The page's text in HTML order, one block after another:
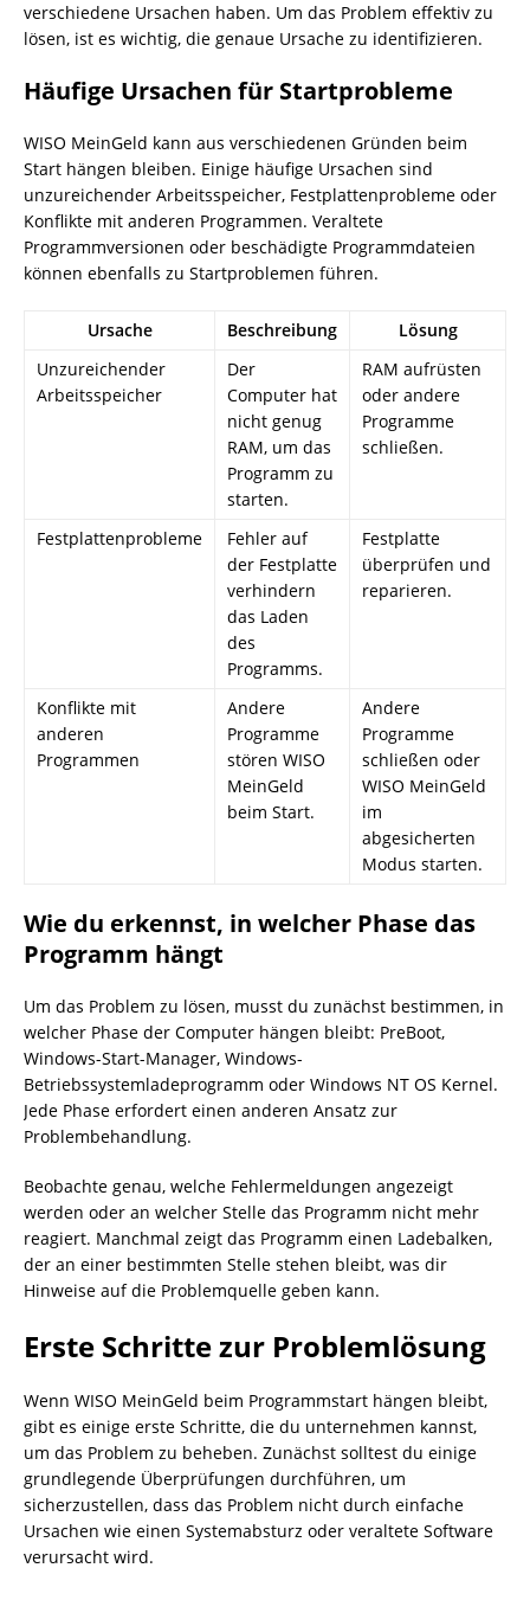
verschiedene Ursachen haben. Um das Problem effektiv zu
lösen, ist es wichtig, die genaue Ursache zu identifizieren.
Häufige Ursachen für Startprobleme
WISO MeinGeld kann aus verschiedenen Gründen beim
Start hängen bleiben. Einige häufige Ursachen sind
unzureichender Arbeitsspeicher, Festplattenprobleme oder
Konflikte mit anderen Programmen. Veraltete
Programmversionen oder beschädigte Programmdateien
können ebenfalls zu Startproblemen führen.
Ursache Beschreibung
Lösung
Unzureichender
Arbeitsspeicher
Der
Computer hat
nicht genug
RAM, um das
Programm zu
starten.
RAM aufrüsten
oder andere
Programme
schließen.
Festplattenprobleme
Fehler auf
der Festplatte
verhindern
das Laden
des
Programms.
Festplatte
überprüfen und
reparieren.
Konflikte mit
anderen
Programmen
Andere
Programme
stören WISO
MeinGeld
beim Start.
Andere
Programme
schließen oder
WISO MeinGeld
im
abgesicherten
Modus starten.
Wie du erkennst, in welcher Phase das
Programm hängt
Um das Problem zu lösen, musst du zunächst bestimmen, in
welcher Phase der Computer hängen bleibt: PreBoot,
Windows-Start-Manager, Windows-
Betriebssystemladeprogramm oder Windows NT OS Kernel.
Jede Phase erfordert einen anderen Ansatz zur
Problembehandlung.
Beobachte genau, welche Fehlermeldungen angezeigt
werden oder an welcher Stelle das Programm nicht mehr
reagiert. Manchmal zeigt das Programm einen Ladebalken,
der an einer bestimmten Stelle stehen bleibt, was dir
Hinweise auf die Problemquelle geben kann.
Erste Schritte zur Problemlösung
Wenn WISO MeinGeld beim Programmstart hängen bleibt,
gibt es einige erste Schritte, die du unternehmen kannst,
um das Problem zu beheben. Zunächst solltest du einige
grundlegende Überprüfungen durchführen, um
sicherzustellen, dass das Problem nicht durch einfache
Ursachen wie einen Systemabsturz oder veraltete Software
verursacht wird.